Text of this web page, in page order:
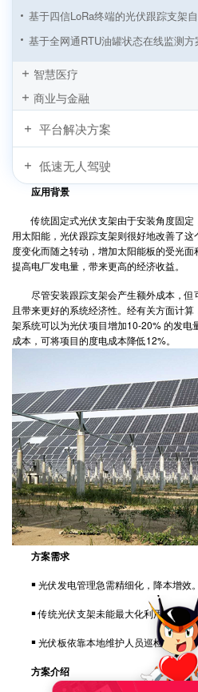
基于四信LoRa终端的光伏跟踪支架
基于全网通RTU油罐状态在线监测方
基于LoRa技术的光伏跟踪支架自动控
四信DTU基于气象站无线监测系统应
物联网水力平衡及防盗暖监测系统解
“没有污染的GDP”，四信与达康书记
四信IP MODEM基于PM2.5在线监
智慧医疗
商业与金融
平台解决方案
低速无人驾驶
应用背景
传统固定式光伏支架由于安装角度固定
用太阳能，光伏跟踪支架则很好地改善了
度变化而随之转动，增加太阳能板的受光面
提高电厂发电量，带来更高的经济收益。
尽管安装跟踪支架会产生额外成本，但
且带来更好的系统经济性。经有关方面计
架系统可以为光伏项目增加10-20% 的发电
成本，可将项目的度电成本降低12%。
方案需求
￭ 光伏发电管理急需精细化，降本增效。
￭ 传统光伏支架未能最大化利用太阳能，
￭ 光伏板依靠本地维护人员巡检管理，人
方案介绍